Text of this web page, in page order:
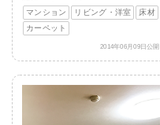
マンション
リビング・洋室
床材
カーペット
2014年06月09日公開